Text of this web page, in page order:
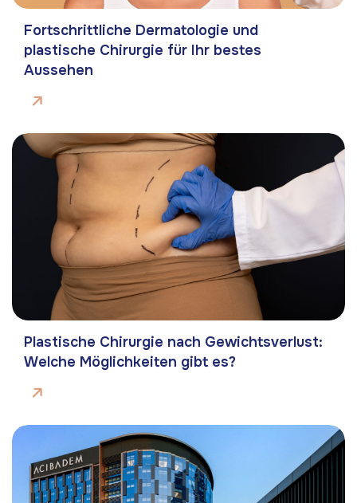
Fortschrittliche Dermatologie und
plastische Chirurgie für Ihr bestes
Aussehen
Plastische Chirurgie nach Gewichtsverlust:
Welche Möglichkeiten gibt es?